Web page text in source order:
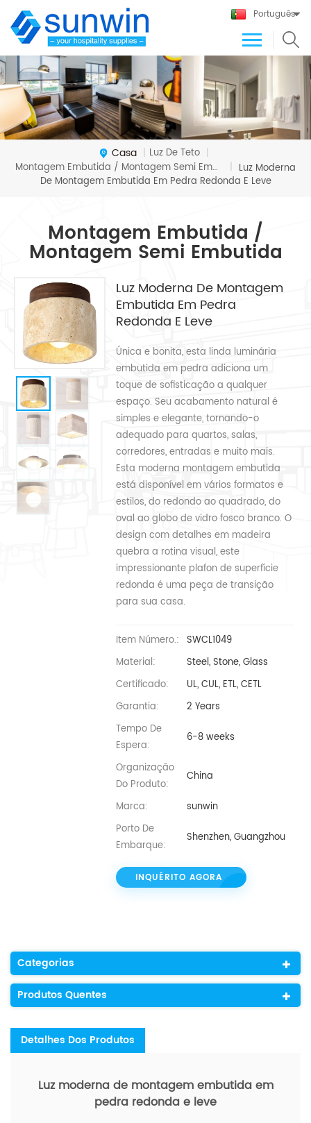
Português
Casa | Luz De Teto |
Montagem Embutida / Montagem Semi Embutida
| Luz Moderna
De Montagem Embutida Em Pedra Redonda E Leve
Montagem Embutida /
Montagem Semi Embutida
Luz Moderna De Montagem
Embutida Em Pedra
Redonda E Leve
Única e bonita, esta linda luminária
embutida em pedra adiciona um
toque de sofisticação a qualquer
espaço. Seu acabamento natural é
simples e elegante, tornando-o
adequado para quartos, salas,
corredores, entradas e muito mais.
Esta moderna montagem embutida
está disponível em vários formatos e
estilos, do redondo ao quadrado, do
oval ao globo de vidro fosco branco. O
design com detalhes em madeira
quebra a rotina visual, este
impressionante plafon de superfície
redonda é uma peça de transição
para sua casa.
Item Número.: SWCL1049
Material:
Steel, Stone, Glass
Certificado:
UL, CUL, ETL, CETL
Garantia:
2 Years
Tempo De
Espera:
6-8 weeks
Organização
Do Produto:
China
Marca:
sunwin
Porto De
Embarque:
Shenzhen, Guangzhou
INQUÉRITO AGORA
Categorias
Produtos Quentes
Detalhes Dos Produtos
Luz moderna de montagem embutida em
pedra redonda e leve